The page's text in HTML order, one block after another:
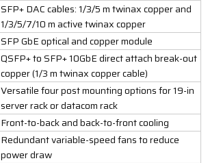
SFP+ DAC cables: 1/3/5 m twinax copper and
1/3/5/7/10 m active twinax copper
SFP GbE optical and copper module
QSFP+ to SFP+ 10GbE direct attach break-out
copper (1/3 m twinax copper cable)
Versatile four post mounting options for 19-in
server rack or datacom rack
Front-to-back and back-to-front cooling
Redundant variable-speed fans to reduce
power draw